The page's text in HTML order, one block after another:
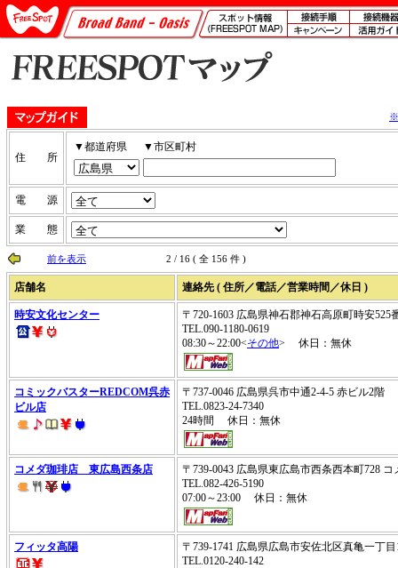
※
住 所
▼都道府県 ▼市区町村
電 源
業 態
前を表示 2 / 16 ( 全 156 件 )
店舗名 連絡先 ( 住所／電話／営業時間／休日 )
時安文化センター
〒720-1603 広島県神石郡神石高原町時安525
TEL.090-1180-0619
08:30～22:00<その他> 休日：無休
コミックバスターREDCOM呉赤
ビル店
〒737-0046 広島県呉市中通2-4-5 赤ビル2階
TEL.0823-24-7340
24時間 休日：無休
コメダ珈琲店 東広島西条店
〒739-0043 広島県東広島市西条西本町728
TEL.082-426-5190
07:00～23:00 休日：無休
フィッタ高陽
〒739-1741 広島県広島市安佐北区真亀一丁目
TEL.0120-240-142